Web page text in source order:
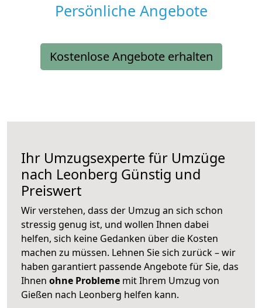
Persönliche Angebote
Kostenlose Angebote erhalten
Ihr Umzugsexperte für Umzüge
nach Leonberg Günstig und
Preiswert
Wir verstehen, dass der Umzug an sich schon
stressig genug ist, und wollen Ihnen dabei
helfen, sich keine Gedanken über die Kosten
machen zu müssen. Lehnen Sie sich zurück – wir
haben garantiert passende Angebote für Sie, das
Ihnen ohne Probleme mit Ihrem Umzug von
Gießen nach Leonberg helfen kann.